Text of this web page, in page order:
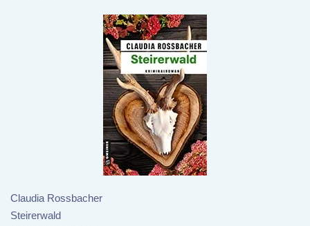
Claudia Rossbacher
Steirerwald